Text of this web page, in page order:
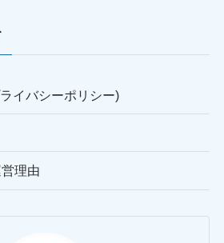
イバシーポリシー)
理由